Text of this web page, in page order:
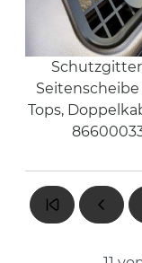
Seitenscheibe
Tops,